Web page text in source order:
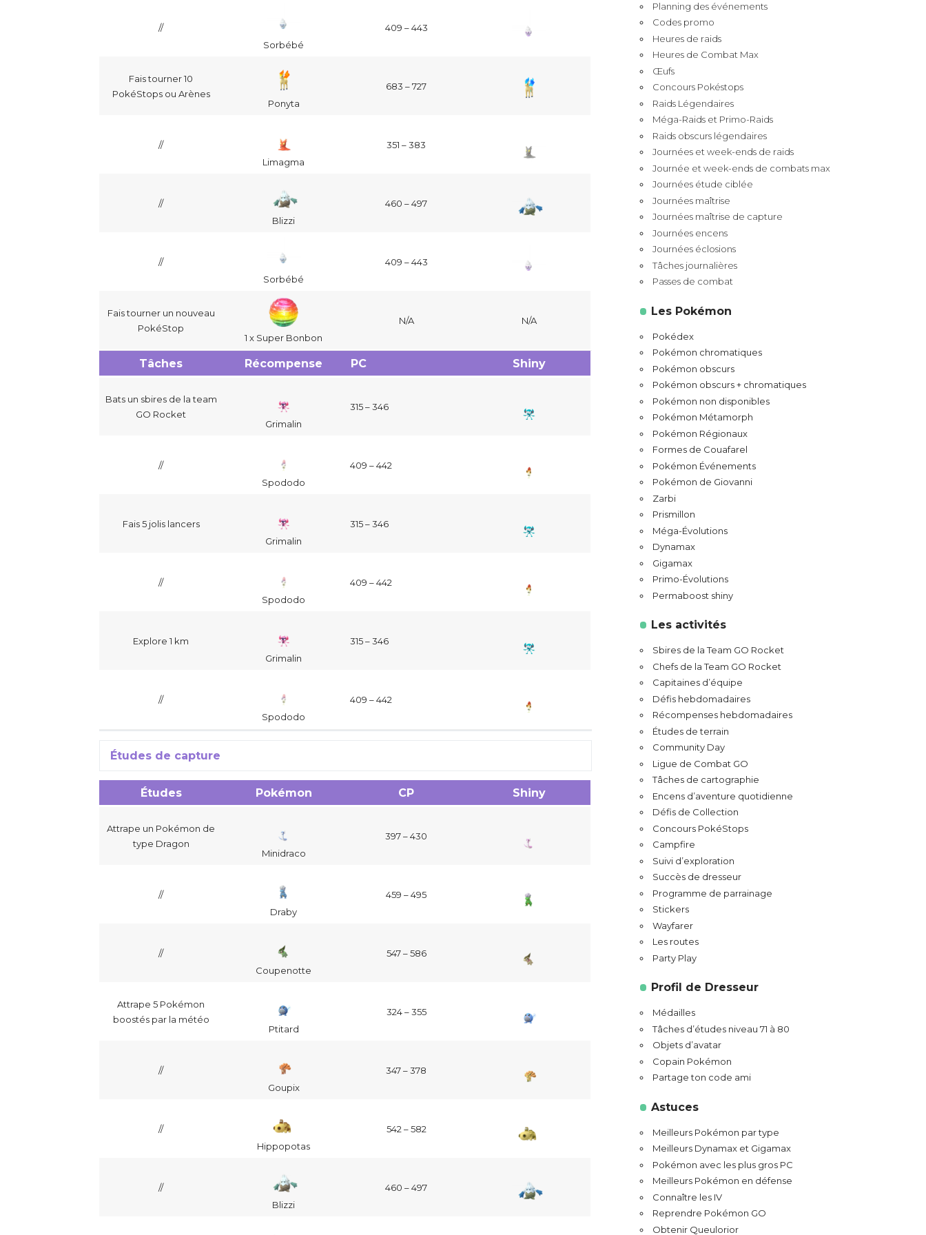
//
Sorbébé
409 – 443
Fais tourner 10
PokéStops ou Arènes
Ponyta
683 – 727
//
Limagma
351 – 383
//
Blizzi
460 – 497
//
Sorbébé
409 – 443
Fais tourner un nouveau
PokéStop
1 x Super Bonbon
N/A N/A
Tâches Récompense PC Shiny
Bats un sbires de la team
GO Rocket
Grimalin
315 – 346
//
Spododo
409 – 442
Fais 5 jolis lancers
Grimalin
315 – 346
//
Spododo
409 – 442
Explore 1 km
Grimalin
315 – 346
//
Spododo
409 – 442
Études de capture
Études Pokémon CP Shiny
Attrape un Pokémon de
type Dragon
Minidraco
397 – 430
//
Draby
459 – 495
//
Coupenotte
547 – 586
Attrape 5 Pokémon
boostés par la météo
Ptitard
324 – 355
//
Goupix
347 – 378
//
Hippopotas
542 – 582
//
Blizzi
460 – 497
Planning des événements
Codes promo
Heures de raids
Heures de Combat Max
Œufs
Concours Pokéstops
Raids Légendaires
Méga-Raids et Primo-Raids
Raids obscurs légendaires
Journées et week-ends de raids
Journée et week-ends de combats max
Journées étude ciblée
Journées maîtrise
Journées maîtrise de capture
Journées encens
Journées éclosions
Tâches journalières
Passes de combat
Les Pokémon
Pokédex
Pokémon chromatiques
Pokémon obscurs
Pokémon obscurs + chromatiques
Pokémon non disponibles
Pokémon Métamorph
Pokémon Régionaux
Formes de Couafarel
Pokémon Événements
Pokémon de Giovanni
Zarbi
Prismillon
Méga-Évolutions
Dynamax
Gigamax
Primo-Évolutions
Permaboost shiny
Les activités
Sbires de la Team GO Rocket
Chefs de la Team GO Rocket
Capitaines d’équipe
Défis hebdomadaires
Récompenses hebdomadaires
Études de terrain
Community Day
Ligue de Combat GO
Tâches de cartographie
Encens d’aventure quotidienne
Défis de Collection
Concours PokéStops
Campfire
Suivi d’exploration
Succès de dresseur
Programme de parrainage
Stickers
Wayfarer
Les routes
Party Play
Profil de Dresseur
Médailles
Tâches d’études niveau 71 à 80
Objets d’avatar
Copain Pokémon
Partage ton code ami
Astuces
Meilleurs Pokémon par type
Meilleurs Dynamax et Gigamax
Pokémon avec les plus gros PC
Meilleurs Pokémon en défense
Connaître les IV
Reprendre Pokémon GO
Obtenir Queulorior